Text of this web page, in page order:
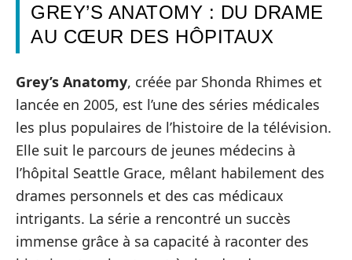
GREY’S ANATOMY : DU DRAME
AU CŒUR DES HÔPITAUX
Grey’s Anatomy, créée par Shonda Rhimes et
lancée en 2005, est l’une des séries médicales
les plus populaires de l’histoire de la télévision.
Elle suit le parcours de jeunes médecins à
l’hôpital Seattle Grace, mêlant habilement des
drames personnels et des cas médicaux
intrigants. La série a rencontré un succès
immense grâce à sa capacité à raconter des